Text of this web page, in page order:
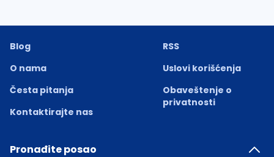
Blog
O nama
Česta pitanja
Kontaktirajte nas
RSS
Uslovi korišćenja
Obaveštenje o
privatnosti
Pronađite posao